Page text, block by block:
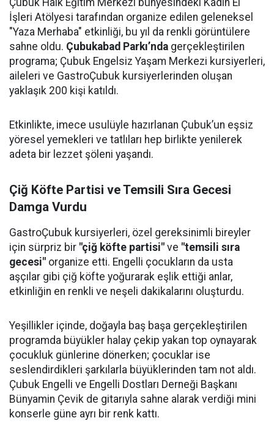
Çubuk Halk Eğitim Merkezi bünyesindeki Kadın El
İşleri Atölyesi tarafından organize edilen geleneksel
"Yaza Merhaba" etkinliği, bu yıl da renkli görüntülere
sahne oldu. Çubukabad Parkı’nda gerçekleştirilen
programa; Çubuk Engelsiz Yaşam Merkezi kursiyerleri,
aileleri ve GastroÇubuk kursiyerlerinden oluşan
yaklaşık 200 kişi katıldı.
Etkinlikte, imece usulüyle hazırlanan Çubuk’un eşsiz
yöresel yemekleri ve tatlıları hep birlikte yenilerek
adeta bir lezzet şöleni yaşandı.
Çiğ Köfte Partisi ve Temsili Sıra Gecesi
Damga Vurdu
GastroÇubuk kursiyerleri, özel gereksinimli bireyler
için sürpriz bir "çiğ köfte partisi" ve "temsili sıra
gecesi" organize etti. Engelli çocukların da usta
aşçılar gibi çiğ köfte yoğurarak eşlik ettiği anlar,
etkinliğin en renkli ve neşeli dakikalarını oluşturdu.
Yeşillikler içinde, doğayla baş başa gerçekleştirilen
programda büyükler halay çekip yakan top oynayarak
çocukluk günlerine dönerken; çocuklar ise
seslendirdikleri şarkılarla büyüklerinden tam not aldı.
Çubuk Engelli ve Engelli Dostları Derneği Başkanı
Bünyamin Çevik de gitarıyla sahne alarak verdiği mini
konserle güne ayrı bir renk kattı.